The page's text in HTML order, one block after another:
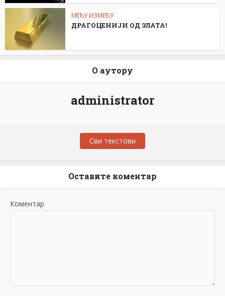
МЕЂУ ИЗМЕЂУ
ДРАГОЦЕНИЈИ ОД ЗЛАТА!
О аутору
administrator
Сви текстови
Оставите коментар
Коментар